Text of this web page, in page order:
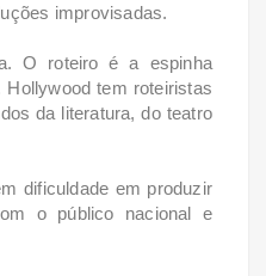
improvisadas.
O roteiro é a espinha
tem roteiristas
da literatura, do teatro
dificuldade em produzir
o público nacional e